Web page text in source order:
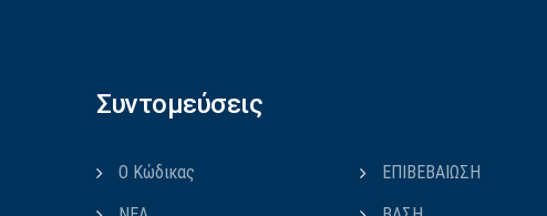
Συντομεύσεις
Ο Κώδικας
ΕΠΙΒΕΒΑΙΩΣΗ